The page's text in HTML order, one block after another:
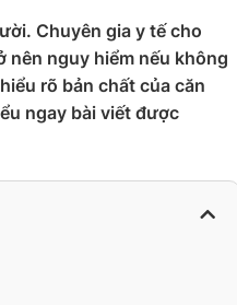
Chuyên gia y tế cho
nên nguy hiểm nếu không
rõ bản chất của căn
ngay bài viết được